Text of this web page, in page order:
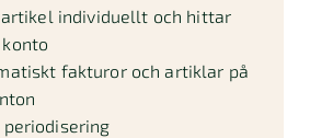
artikel individuellt och hittar
fakturor och artiklar på